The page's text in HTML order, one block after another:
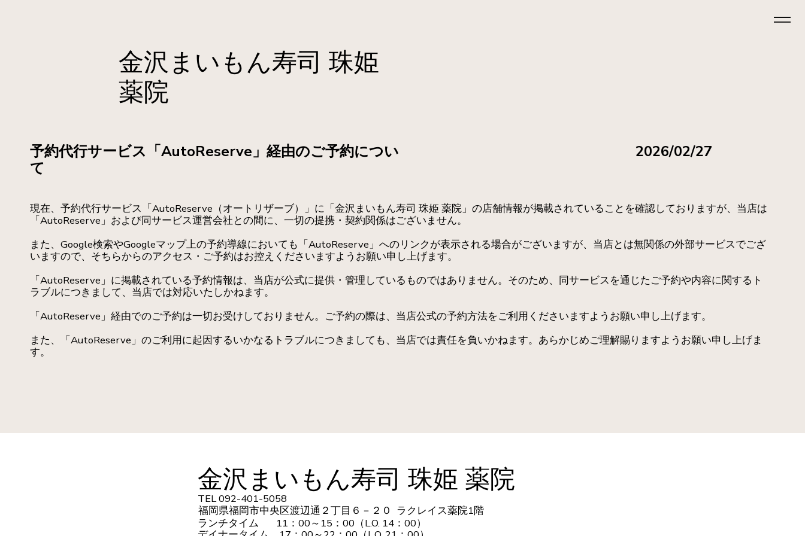
金沢まいもん寿司 珠姫
薬院
予約代行サービス「AutoReserve」経由のご予約につい
て
2026/02/27
現在、予約代行サービス「AutoReserve（オートリザーブ）」に「金沢まいもん寿司 珠姫 薬院」の店舗情報が掲載されていることを確認しておりますが、当店は
「AutoReserve」および同サービス運営会社との間に、一切の提携・契約関係はございません。
また、Google検索やGoogleマップ上の予約導線においても「AutoReserve」へのリンクが表示される場合がございますが、当店とは無関係の外部サービスでござ
いますので、そちらからのアクセス・ご予約はお控えくださいますようお願い申し上げます。
「AutoReserve」に掲載されている予約情報は、当店が公式に提供・管理しているものではありません。そのため、同サービスを通じたご予約や内容に関するト
ラブルにつきまして、当店では対応いたしかねます。
「AutoReserve」経由でのご予約は一切お受けしておりません。ご予約の際は、当店公式の予約方法をご利用くださいますようお願い申し上げます。
また、「AutoReserve」のご利用に起因するいかなるトラブルにつきましても、当店では責任を負いかねます。あらかじめご理解賜りますようお願い申し上げま
す。
金沢まいもん寿司 珠姫 薬院
TEL 092-401-5058
福岡県福岡市中央区渡辺通２丁目６－２０ ラクレイス薬院1階
ランチタイム 11：00～15：00（L.O. 14：00）